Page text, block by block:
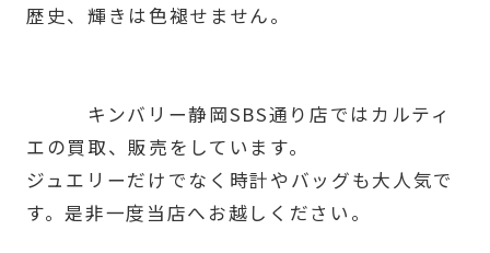
歴史、輝きは色褪せません。
キンバリー静岡SBS通り店ではカルティ
エの買取、販売をしています。
ジュエリーだけでなく時計やバッグも大人気で
す。是非一度当店へお越しください。